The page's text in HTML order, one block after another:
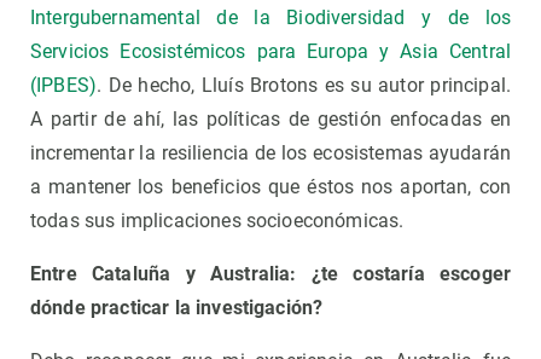
Intergubernamental de la Biodiversidad y de los
Servicios Ecosistémicos para Europa y Asia Central
(IPBES). De hecho, Lluís Brotons es su autor principal.
A partir de ahí, las políticas de gestión enfocadas en
incrementar la resiliencia de los ecosistemas ayudarán
a mantener los beneficios que éstos nos aportan, con
todas sus implicaciones socioeconómicas.
Entre Cataluña y Australia: ¿te costaría escoger
dónde practicar la investigación?